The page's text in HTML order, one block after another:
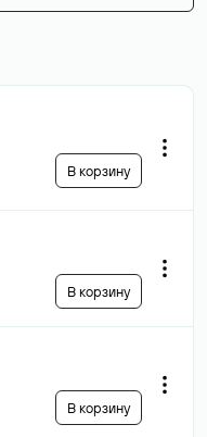
В корзину
В корзину
В корзину